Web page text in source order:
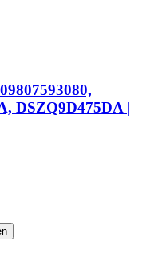
DSZQ9D475DA |